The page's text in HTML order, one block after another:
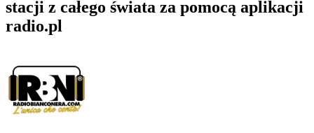
stacji z całego świata za pomocą aplikacji
radio.pl